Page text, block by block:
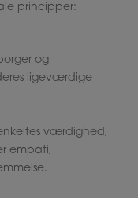
principper:
og
ligeværdige
værdighed,
empati,